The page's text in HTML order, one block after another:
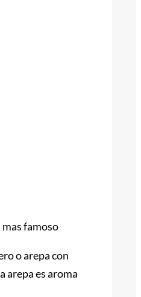
famoso
o arepa con
arepa es aroma